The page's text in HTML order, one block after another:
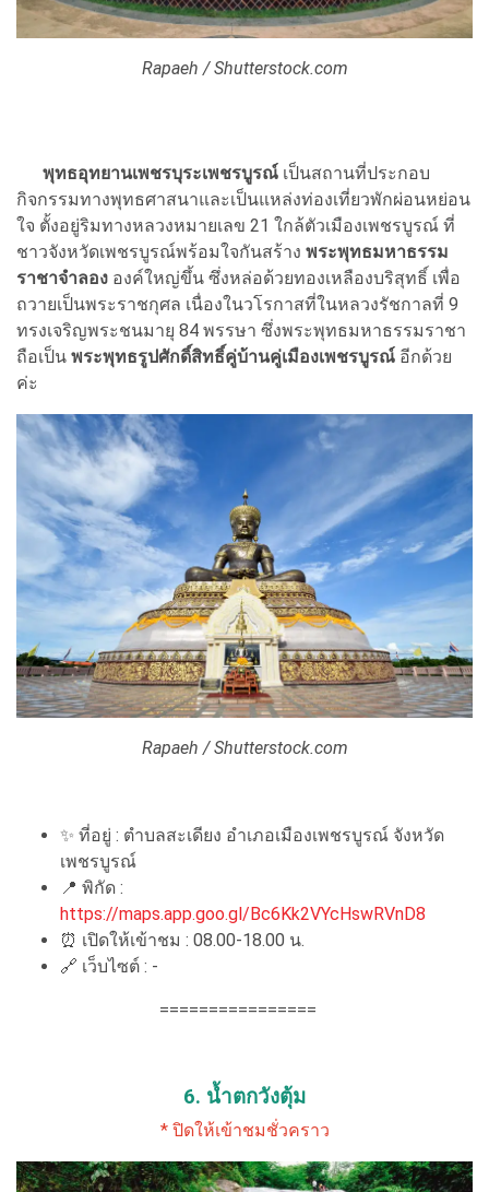
Rapaeh / Shutterstock.com
พุทธอุทยานเพชรบุระเพชรบูรณ์ เป็นสถานที่ประกอบ
กิจกรรมทางพุทธศาสนาและเป็นแหล่งท่องเที่ยวพักผ่อนหย่อน
ใจ ตั้งอยู่ริมทางหลวงหมายเลข 21 ใกล้ตัวเมืองเพชรบูรณ์ ที่
ชาวจังหวัดเพชรบูรณ์พร้อมใจกันสร้าง พระพุทธมหาธรรม
ราชาจำลอง องค์ใหญ่ขึ้น ซึ่งหล่อด้วยทองเหลืองบริสุทธิ์ เพื่อ
ถวายเป็นพระราชกุศล เนื่องในวโรกาสที่ในหลวงรัชกาลที่ 9
ทรงเจริญพระชนมายุ 84 พรรษา ซึ่งพระพุทธมหาธรรมราชา
ถือเป็น พระพุทธรูปศักดิ์สิทธิ์คู่บ้านคู่เมืองเพชรบูรณ์ อีกด้วย
ค่ะ
Rapaeh / Shutterstock.com
✨ ที่อยู่ : ตำบลสะเดียง อำเภอเมืองเพชรบูรณ์ จังหวัด
เพชรบูรณ์
📍 พิกัด :
https://maps.app.goo.gl/Bc6Kk2VYcHswRVnD8
⏰ เปิดให้เข้าชม : 08.00-18.00 น.
🔗 เว็บไซต์ : -
================
6. น้ำตกวังตุ้ม
* ปิดให้เข้าชมชั่วคราว